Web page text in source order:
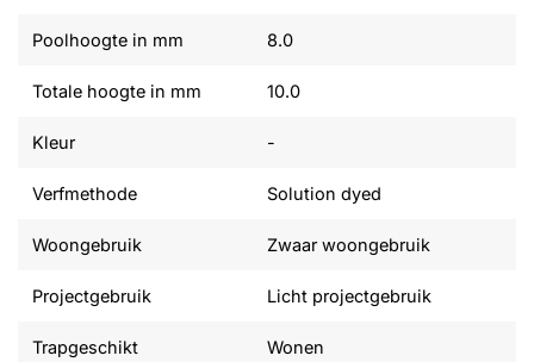
Poolhoogte in mm 8.0
Totale hoogte in mm 10.0
Kleur -
Verfmethode Solution dyed
Woongebruik Zwaar woongebruik
Projectgebruik Licht projectgebruik
Trapgeschikt Wonen